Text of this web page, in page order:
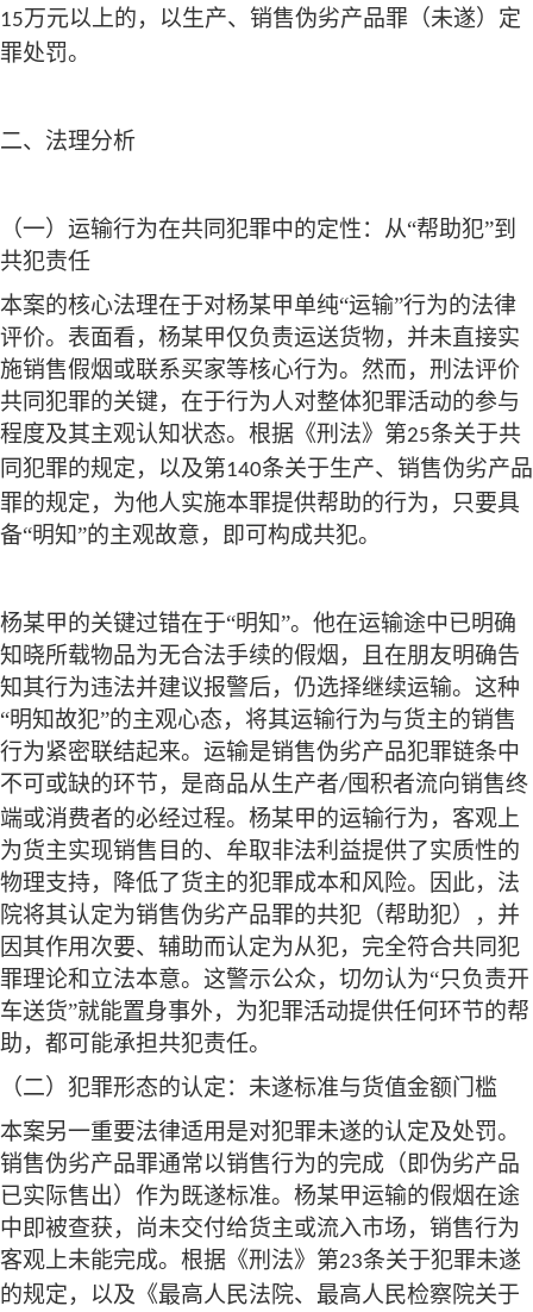
15万元以上的，以生产、销售伪劣产品罪（未遂）定
罪处罚。
二、法理分析
（一）运输行为在共同犯罪中的定性：从“帮助犯”到
共犯责任
本案的核心法理在于对杨某甲单纯“运输”行为的法律
评价。表面看，杨某甲仅负责运送货物，并未直接实
施销售假烟或联系买家等核心行为。然而，刑法评价
共同犯罪的关键，在于行为人对整体犯罪活动的参与
程度及其主观认知状态。根据《刑法》第25条关于共
同犯罪的规定，以及第140条关于生产、销售伪劣产品
罪的规定，为他人实施本罪提供帮助的行为，只要具
备“明知”的主观故意，即可构成共犯。
杨某甲的关键过错在于“明知”。他在运输途中已明确
知晓所载物品为无合法手续的假烟，且在朋友明确告
知其行为违法并建议报警后，仍选择继续运输。这种
“明知故犯”的主观心态，将其运输行为与货主的销售
行为紧密联结起来。运输是销售伪劣产品犯罪链条中
不可或缺的环节，是商品从生产者/囤积者流向销售终
端或消费者的必经过程。杨某甲的运输行为，客观上
为货主实现销售目的、牟取非法利益提供了实质性的
物理支持，降低了货主的犯罪成本和风险。因此，法
院将其认定为销售伪劣产品罪的共犯（帮助犯），并
因其作用次要、辅助而认定为从犯，完全符合共同犯
罪理论和立法本意。这警示公众，切勿认为“只负责开
车送货”就能置身事外，为犯罪活动提供任何环节的帮
助，都可能承担共犯责任。
（二）犯罪形态的认定：未遂标准与货值金额门槛
本案另一重要法律适用是对犯罪未遂的认定及处罚。
销售伪劣产品罪通常以销售行为的完成（即伪劣产品
已实际售出）作为既遂标准。杨某甲运输的假烟在途
中即被查获，尚未交付给货主或流入市场，销售行为
客观上未能完成。根据《刑法》第23条关于犯罪未遂
的规定，以及《最高人民法院、最高人民检察院关于